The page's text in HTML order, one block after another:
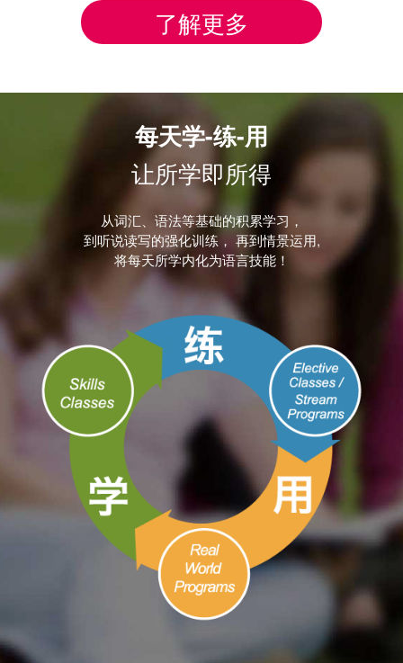
了解更多
每天学-练-用
让所学即所得
从词汇、语法等基础的积累学习，
到听说读写的强化训练， 再到情景运用,
将每天所学内化为语言技能！